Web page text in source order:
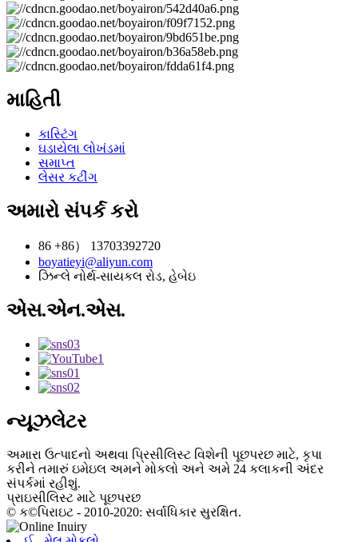
માહિતી
કાસ્ટિંગ
ઘડાયેલા લોખંડમાં
સમાપ્ત
લેસર કટીંગ
અમારો સંપર્ક કરો
86 +86） 13703392720
boyatieyi@aliyun.com
ઝિન્લે નોર્થ-સાયકલ રોડ, હેબેઇ
એસ.એન.એસ.
ન્યૂઝલેટર
અમારા ઉત્પાદનો અથવા પ્રિસીલિસ્ટ વિશેની પૂછપરછ માટે, કૃપા
કરીને તમારું ઇમેઇલ અમને મોકલો અને અમે 24 કલાકની અંદર
સંપર્કમાં રહીશું.
પ્રાઇસીલિસ્ટ માટે પૂછપરછ
© ક©પિરાઇટ - 2010-2020: સર્વાધિકાર સુરક્ષિત.